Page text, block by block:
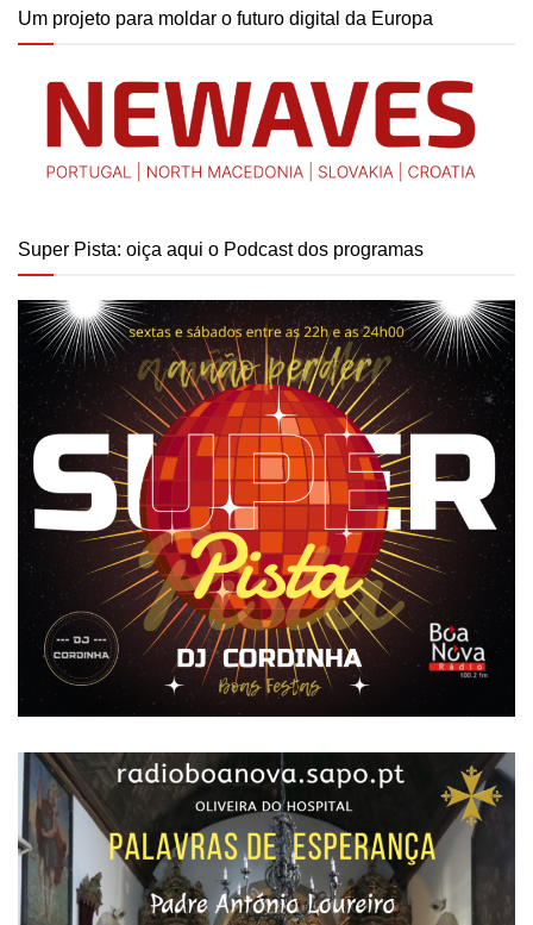
Um projeto para moldar o futuro digital da Europa
Super Pista: oiça aqui o Podcast dos programas